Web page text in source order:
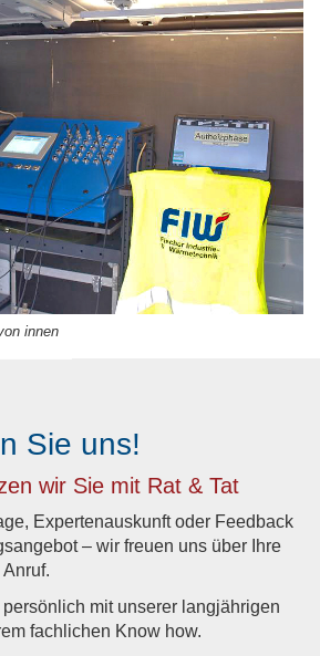
innen
Sie uns!
wir Sie mit Rat & Tat
Expertenauskunft oder Feedback
– wir freuen uns über Ihre
mit unserer langjährigen
fachlichen Know how.